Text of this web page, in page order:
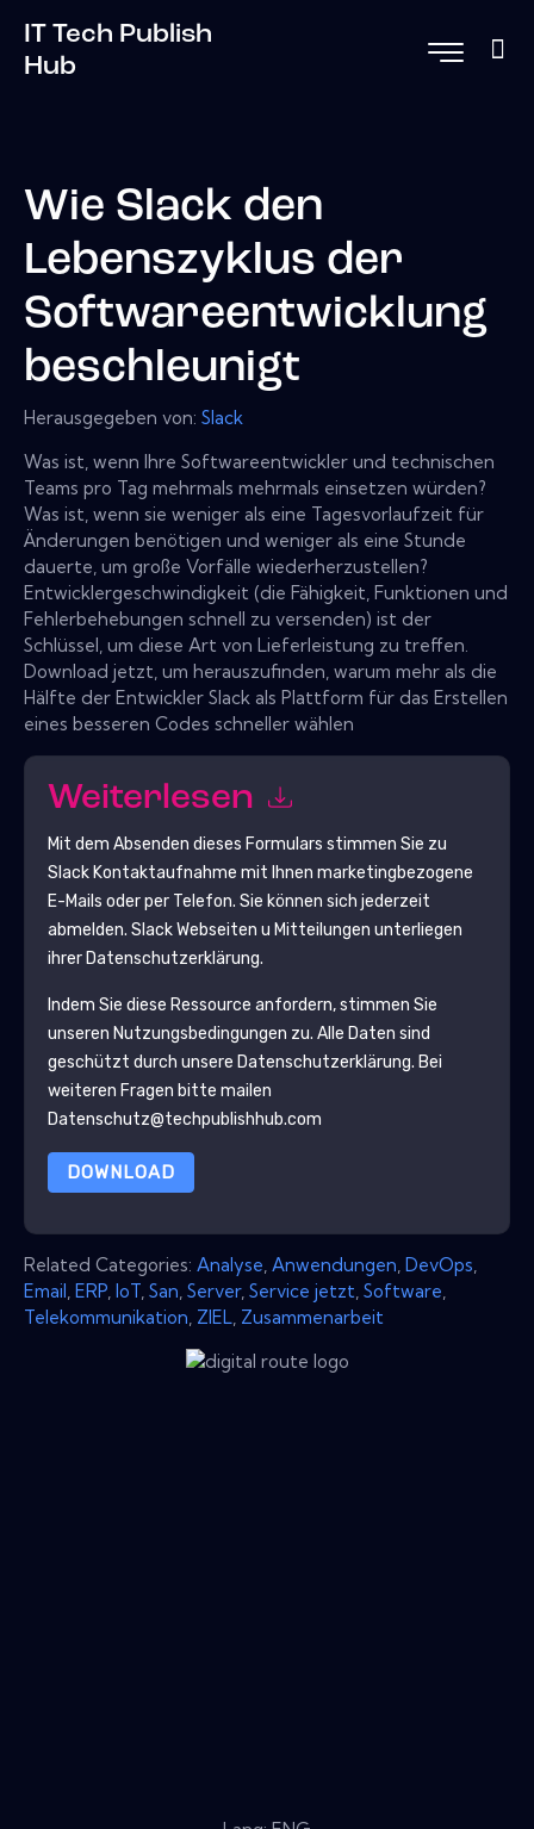
IT Tech Publish
Hub
Wie Slack den
Lebenszyklus der
Softwareentwicklung
beschleunigt
Herausgegeben von: Slack
Was ist, wenn Ihre Softwareentwickler und technischen
Teams pro Tag mehrmals mehrmals einsetzen würden?
Was ist, wenn sie weniger als eine Tagesvorlaufzeit für
Änderungen benötigen und weniger als eine Stunde
dauerte, um große Vorfälle wiederherzustellen?
Entwicklergeschwindigkeit (die Fähigkeit, Funktionen und
Fehlerbehebungen schnell zu versenden) ist der
Schlüssel, um diese Art von Lieferleistung zu treffen.
Download jetzt, um herauszufinden, warum mehr als die
Hälfte der Entwickler Slack als Plattform für das Erstellen
eines besseren Codes schneller wählen
Weiterlesen
Mit dem Absenden dieses Formulars stimmen Sie zu
SlackKontaktaufnahme mit Ihnen marketingbezogene
E-Mails oder per Telefon. Sie können sich jederzeit
abmelden. SlackWebseiten u Mitteilungen unterliegen
ihrer Datenschutzerklärung.
Indem Sie diese Ressource anfordern, stimmen Sie
unseren Nutzungsbedingungen zu. Alle Daten sind
geschützt durch unsere Datenschutzerklärung. Bei
weiteren Fragen bitte mailen
Datenschutz@techpublishhub.com
DOWNLOAD
Related Categories: Analyse Anwendungen DevOps
Email ERP IoT San Server, Service jetzt Software
Telekommunikation ZIEL Zusammenarbeit